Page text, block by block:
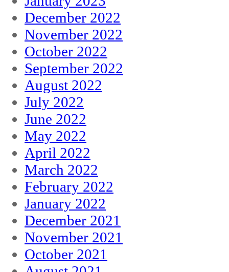
December 2022
November 2022
October 2022
September 2022
August 2022
July 2022
June 2022
May 2022
April 2022
March 2022
February 2022
January 2022
December 2021
November 2021
October 2021